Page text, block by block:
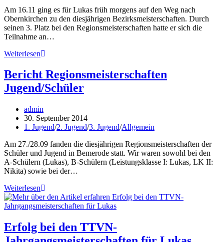
Am 16.11 ging es für Lukas früh morgens auf den Weg nach
Obernkirchen zu den diesjährigen Bezirksmeisterschaften. Durch
seinen 3. Platz bei den Regionsmeisterschaften hatte er sich die
Teilnahme an…
WeiterlesenBericht
Bericht Regionsmeisterschaften
Jugend/Schüler
Beitrags-
Autor:
admin
Beitrag
veröffentlicht:
30. September 2014
Beitrags-
1. Jugend/2. Jugend/3. Jugend/Allgemein
Am 27./28.09 fanden die diesjährigen Regionsmeisterschaften der
Schüler und Jugend in Bemerode statt. Wir waren sowohl bei den
A-Schülern (Lukas), B-Schülern (Leistungsklasse I: Lukas, LK II:
Nikita) sowie bei der…
WeiterlesenBericht
Regionsmeisterschaften
Jugend/Schüler
Erfolg bei den TTVN-